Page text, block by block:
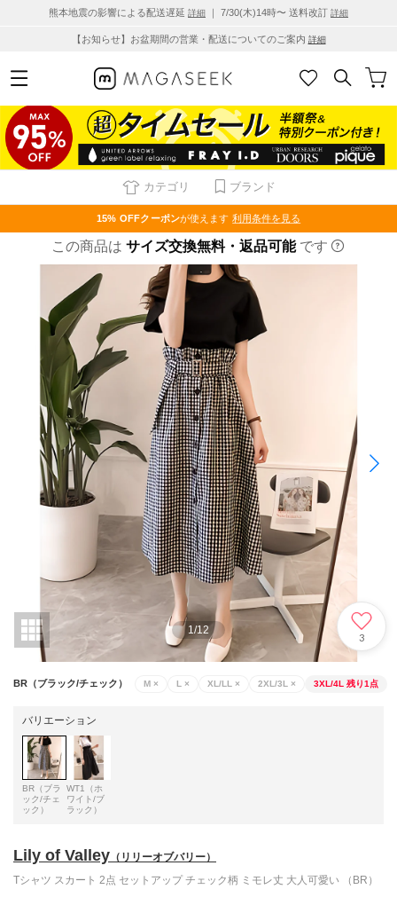
熊本地震の影響による配送遅延 詳細 ｜ 7/30(木)14時〜 送料改訂 詳細
【お知らせ】お盆期間の営業・配送についてのご案内 詳細
カテゴリ ブランド
15% OFFクーポンが使えます 利用条件を見る
この商品は サイズ交換無料・返品可能 です
1 /12
3
BR（ブラック/チェック） M × L × XL/LL × 2XL/3L × 3XL/4L 残り1点
バリエーション
BR（ブラ
ック/チェ
ック）
WT1（ホ
ワイト/ブ
ラック）
Lily of Valley （リリーオブバリー）
Tシャツ スカート 2点 セットアップ チェック柄 ミモレ丈 大人可愛い （BR）